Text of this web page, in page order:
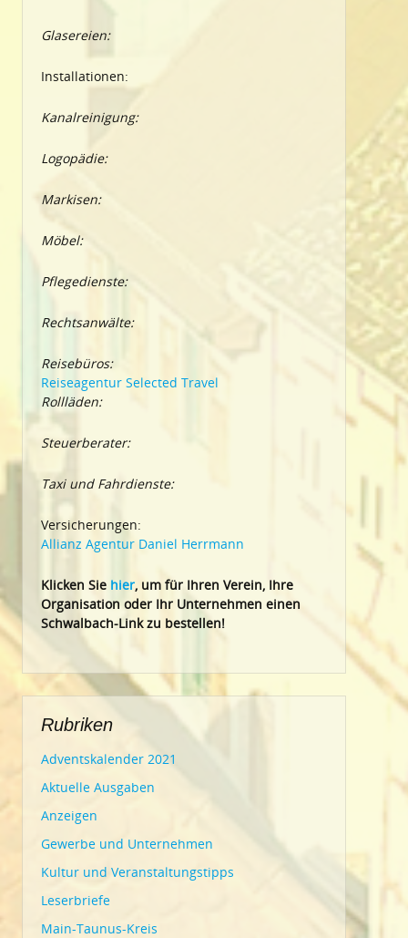
Glasereien:
Installationen:
Kanalreinigung:
Logopädie:
Markisen:
Möbel:
Pflegedienste:
Rechtsanwälte:
Reisebüros:
Reiseagentur Selected Travel
Rollläden:
Steuerberater:
Taxi und Fahrdienste:
Versicherungen:
Allianz Agentur Daniel Herrmann
Klicken Sie hier, um für Ihren Verein, Ihre
Organisation oder Ihr Unternehmen einen
Schwalbach-Link zu bestellen!
Rubriken
Adventskalender 2021
Aktuelle Ausgaben
Anzeigen
Gewerbe und Unternehmen
Kultur und Veranstaltungstipps
Leserbriefe
Main-Taunus-Kreis